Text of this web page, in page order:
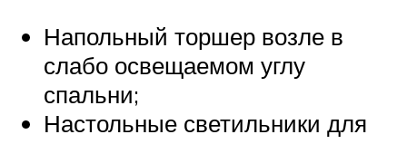
Напольный торшер возле в
слабо освещаемом углу
спальни;
Настольные светильники для